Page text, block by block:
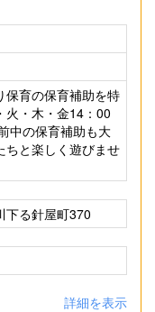
保育の保育補助を特
火・木・金14：00
中の保育補助も大
ちと楽しく遊びませ
下る針屋町370
詳細を表示